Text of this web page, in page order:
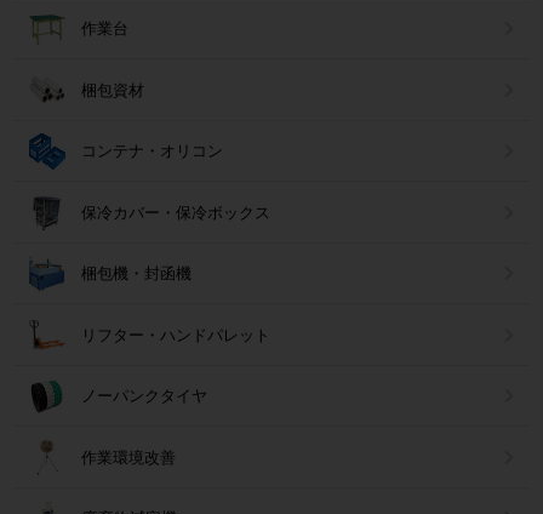
作業台
梱包資材
コンテナ・オリコン
保冷カバー・保冷ボックス
梱包機・封函機
リフター・ハンドパレット
ノーパンクタイヤ
作業環境改善